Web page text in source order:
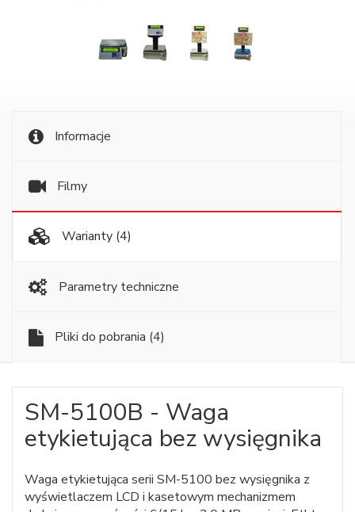
Informacje
Filmy
Warianty (4)
Parametry techniczne
Pliki do pobrania (4)
SM-5100B - Waga
etykietująca bez wysięgnika
Waga etykietująca serii SM-5100 bez wysięgnika z
wyświetlaczem LCD i kasetowym mechanizmem